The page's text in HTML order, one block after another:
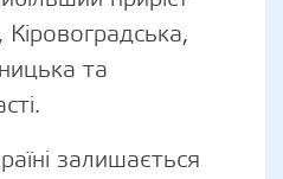
та
залишається